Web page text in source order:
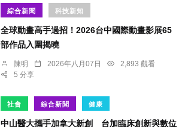
綜合新聞 科技新知
全球動畫高手過招！2026台中國際動畫影展65
部作品入圍揭曉
陳明 2026年八月07日
2,893 觀看
5 分享
社會 綜合新聞 健康
中山醫大攜手加拿大新創 台加臨床創新與數位